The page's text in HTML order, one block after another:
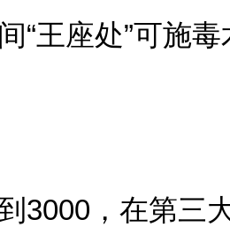
“王座处”可施
3000，在第三